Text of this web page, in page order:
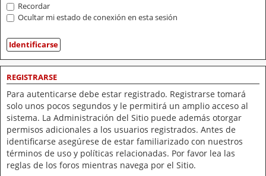
Recordar
Ocultar mi estado de conexión en esta sesión
REGISTRARSE
Para autenticarse debe estar registrado. Registrarse tomará
solo unos pocos segundos y le permitirá un amplio acceso al
sistema. La Administración del Sitio puede además otorgar
permisos adicionales a los usuarios registrados. Antes de
identificarse asegúrese de estar familiarizado con nuestros
términos de uso y políticas relacionadas. Por favor lea las
reglas de los foros mientras navega por el Sitio.